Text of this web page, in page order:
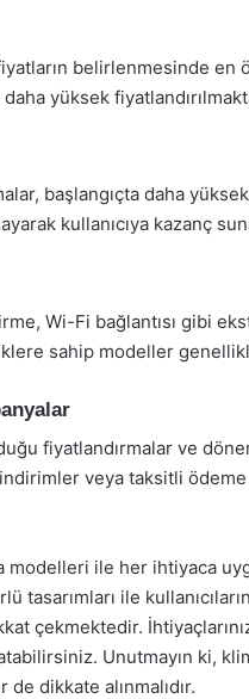
belirlenmesinde en
yüksek
başlangıçta daha
kullanıcıya kazanç
Wi-Fi bağlantısı gibi
sahip modeller
fiyatlandırmalar ve
veya taksitli ödeme
modelleri ile her ihtiyaca
tasarımları ile
çekmektedir.
Unutmayın ki,
dikkate alınmalıdır.